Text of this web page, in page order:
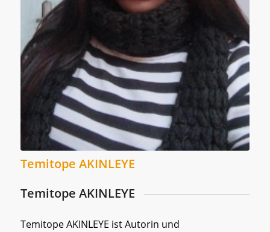
Temitope AKINLEYE
Temitope AKINLEYE
Temitope AKINLEYE ist Autorin und